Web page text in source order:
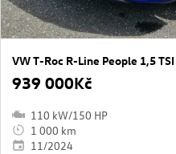
939 000Kč
110 kW/150 HP
1 000 km
11/2024